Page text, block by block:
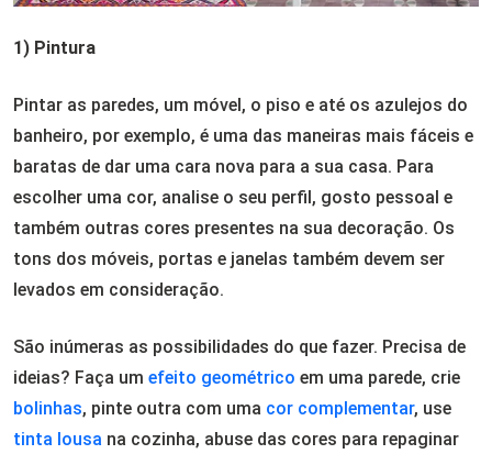
1) Pintura
Pintar as paredes, um móvel, o piso e até os azulejos do
banheiro, por exemplo, é uma das maneiras mais fáceis e
baratas de dar uma cara nova para a sua casa. Para
escolher uma cor, analise o seu perfil, gosto pessoal e
também outras cores presentes na sua decoração. Os
tons dos móveis, portas e janelas também devem ser
levados em consideração.
São inúmeras as possibilidades do que fazer. Precisa de
ideias? Faça um efeito geométrico em uma parede, crie
bolinhas, pinte outra com uma cor complementar, use
tinta lousa na cozinha, abuse das cores para repaginar